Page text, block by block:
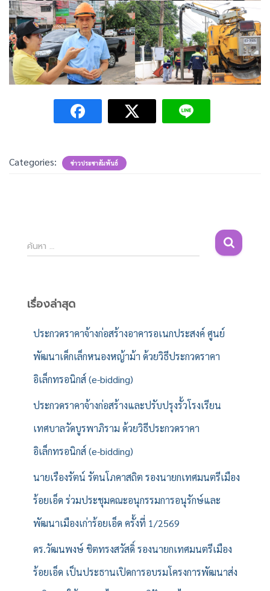
Categories: ข่าวประชาสัมพันธ์
ค้
น
สำ
ค้นหา …
เรื่องล่าสุด
ประกวดราคาจ้างก่อสร้างอาคารอเนกประสงค์ ศูนย์
พัฒนาเด็กเล็กหนองหญ้าม้า ด้วยวิธีประกวดราคา
อิเล็กทรอนิกส์ (e-bidding)
ประกวดราคาจ้างก่อสร้างและปรับปรุงรั้วโรงเรียน
เทศบาลวัดบูรพาภิราม ด้วยวิธีประกวดราคา
อิเล็กทรอนิกส์ (e-bidding)
นายเรืองรัตน์ รัตนโภคาสถิต รองนายกเทศมนตรีเมือง
ร้อยเอ็ด ร่วมประชุมคณะอนุกรรมการอนุรักษ์และ
พัฒนาเมืองเก่าร้อยเอ็ด ครั้งที่ 1/2569
ดร.วัฒนพงษ์ ชิตทรงสวัสดิ์ รองนายกเทศมนตรีเมือง
ร้อยเอ็ด เป็นประธานเปิดการอบรมโครงการพัฒนาส่ง